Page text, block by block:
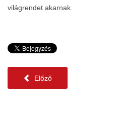
világrendet akarnak.
Előző